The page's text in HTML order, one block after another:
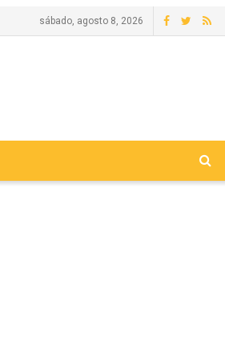
sábado, agosto 8, 2026